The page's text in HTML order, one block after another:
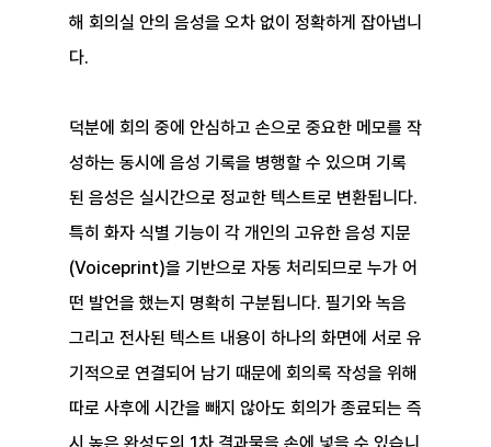
해 회의실 안의 음성을 오차 없이 정확하게 잡아냅니
다.
덕분에 회의 중에 안심하고 손으로 중요한 메모를 작
성하는 동시에 음성 기록을 병행할 수 있으며 기록
된 음성은 실시간으로 정교한 텍스트로 변환됩니다.
특히 화자 식별 기능이 각 개인의 고유한 음성 지문
(Voiceprint)을 기반으로 자동 처리되므로 누가 어
떤 발언을 했는지 명확히 구분됩니다. 필기와 녹음
그리고 전사된 텍스트 내용이 하나의 화면에 서로 유
기적으로 연결되어 남기 때문에 회의록 작성을 위해
따로 사후에 시간을 빼지 않아도 회의가 종료되는 즉